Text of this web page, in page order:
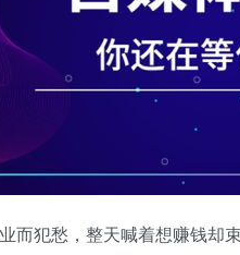
而犯愁，整天喊着想赚钱却